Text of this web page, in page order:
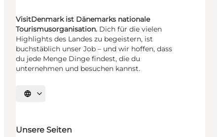
VisitDenmark ist Dänemarks nationale
Tourismusorganisation. Dich für die vielen
Highlights des Landes zu begeistern, ist
buchstäblich unser Job – und wir hoffen, dass
du jede Menge Dinge findest, die du
unternehmen und besuchen kannst.
Sprache auswählen
Unsere Seiten